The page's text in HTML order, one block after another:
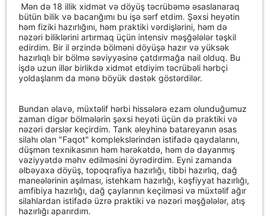
Mən də 18 illik xidmət və döyüş təcrübəmə əsaslanaraq
bütün bilik və bacarığımı bu işə sərf etdim. Şəxsi heyətin
həm fiziki hazırlığını, həm praktiki vərdişlərini, həm də
nəzəri biliklərini artırmaq üçün intensiv məşğələlər təşkil
edirdim. Bir il ərzində bölməni döyüşə hazır və yüksək
hazırlıqlı bir bölmə səviyyəsinə çatdırmağa nail olduq. Bu
işdə uzun illər birlikdə xidmət etdiyim təcrübəli hərbçi
yoldaşlarım da mənə böyük dəstək göstərdilər.
Bundan əlavə, müxtəlif hərbi hissələrə ezam olunduğumuz
zaman digər bölmələrin şəxsi heyəti üçün də praktiki və
nəzəri dərslər keçirdim. Tank əleyhinə batareyanın əsas
silahı olan "Faqot" komplekslərindən istifadə qaydalarını,
düşmən texnikasının həm hərəkətdə, həm də dayanmış
vəziyyətdə məhv edilməsini öyrədirdim. Eyni zamanda
əlbəyaxa döyüş, topoqrafiya hazırlığı, tibbi hazırlıq, dağ
maneələrinin aşılması, istehkam hazırlığı, kəşfiyyat hazırlığı,
amfibiya hazırlığı, dağ çaylarının keçilməsi və müxtəlif ağır
silahlardan istifadə üzrə praktiki və nəzəri məşğələlər, atış
hazırlığı aparırdım.